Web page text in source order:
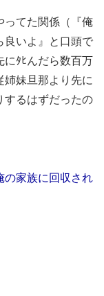
ってた関係（『俺
良いよ』と口頭で
にﾀﾋんだら数百万
姉妹旦那より先に
するはずだったの
の家族に回収され